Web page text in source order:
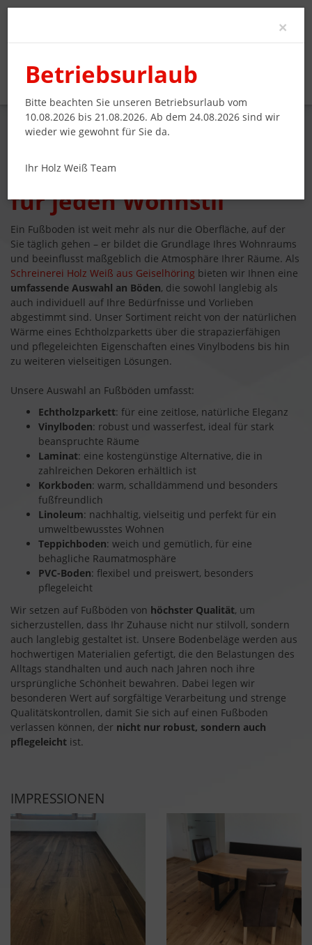
Hochwertiger Fußboden
für jeden Wohnstil
Ein Fußboden ist weit mehr als nur die Oberfläche, auf der
Sie täglich gehen – er bildet die Grundlage Ihres Wohnraums
und beeinflusst maßgeblich die Atmosphäre Ihrer Räume. Als
Schreinerei Holz Weiß aus Geiselhöring bieten wir Ihnen eine
umfassende Auswahl an Böden, die sowohl langlebig als
auch individuell auf Ihre Bedürfnisse und Vorlieben
abgestimmt sind. Unser Sortiment reicht von der natürlichen
Wärme eines Echtholzparketts über die strapazierfähigen
und pflegeleichten Eigenschaften eines Vinylbodens bis hin
zu weiteren vielseitigen Lösungen.
Unsere Auswahl an Fußböden umfasst:
Echtholzparkett: für eine zeitlose, natürliche Eleganz
Vinylboden: robust und wasserfest, ideal für stark
beanspruchte Räume
Laminat: eine kostengünstige Alternative, die in
zahlreichen Dekoren erhältlich ist
Korkboden: warm, schalldämmend und besonders
fußfreundlich
Linoleum: nachhaltig, vielseitig und perfekt für ein
umweltbewusstes Wohnen
Teppichboden: weich und gemütlich, für eine
behagliche Raumatmosphäre
PVC-Boden: flexibel und preiswert, besonders
pflegeleicht
Wir setzen auf Fußböden von höchster Qualität, um
sicherzustellen, dass Ihr Zuhause nicht nur stilvoll, sondern
auch langlebig gestaltet ist. Unsere Bodenbeläge werden aus
hochwertigen Materialien gefertigt, die den Belastungen des
Alltags standhalten und auch nach Jahren noch ihre
ursprüngliche Schönheit bewahren. Dabei legen wir
besonderen Wert auf sorgfältige Verarbeitung und strenge
Qualitätskontrollen, damit Sie sich auf einen Fußboden
verlassen können, der nicht nur robust, sondern auch
pflegeleicht ist.
IMPRESSIONEN
×
Betriebsurlaub
Bitte beachten Sie unseren Betriebsurlaub vom
10.08.2026 bis 21.08.2026. Ab dem 24.08.2026 sind wir
wieder wie gewohnt für Sie da.
Ihr Holz Weiß Team